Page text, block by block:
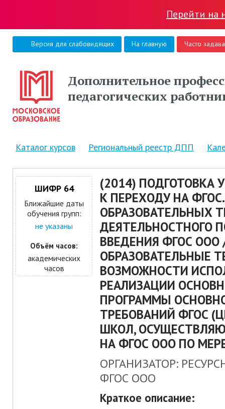
Перейти на
Версия для слабовидящих На главную Часто
Дополнительное
педагогических
Каталог курсов Региональный реестр ДПП
ШИФР 64
Ближайшие даты
обучения групп:
не указаны
Объём часов:
академических
часов
(2014) ПОДГОТОВКА
К ПЕРЕХОДУ НА
ОБРАЗОВАТЕЛЬНЫХ
ДЕЯТЕЛЬНОСТНОГО
ВВЕДЕНИЯ ФГОС
ОБРАЗОВАТЕЛЬНЫЕ
ВОЗМОЖНОСТИ
РЕАЛИЗАЦИИ
ПРОГРАММЫ
ТРЕБОВАНИЙ ФГОС
ШКОЛ,
НА ФГОС ООО ПО
ОРГАНИЗАТОР:
ФГОС ООО
Краткое описание: